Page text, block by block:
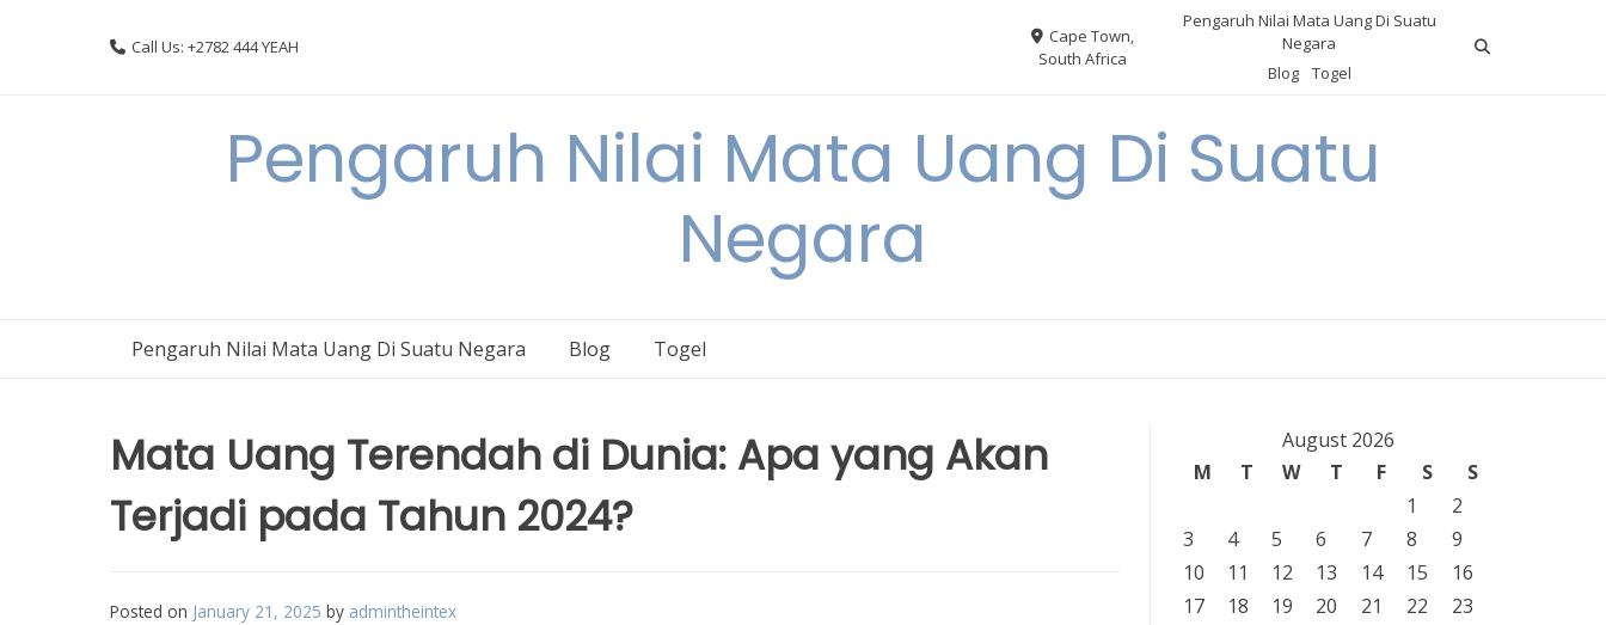
Call Us: +2782 444 YEAH
Cape Town,
South Africa
Pengaruh Nilai Mata Uang Di Suatu
Negara
Blog
Togel
Pengaruh Nilai Mata Uang Di Suatu
Negara
Pengaruh Nilai Mata Uang Di Suatu Negara Blog Togel
Mata Uang Terendah di Dunia: Apa yang Akan
Terjadi pada Tahun 2024?
Posted on January 21, 2025 by admintheintex
August 2026
M
T W T F S
S
1
2
3
4 5 6 7 8
9
10
11 12 13 14 15
16
17
18 19 20 21 22
23